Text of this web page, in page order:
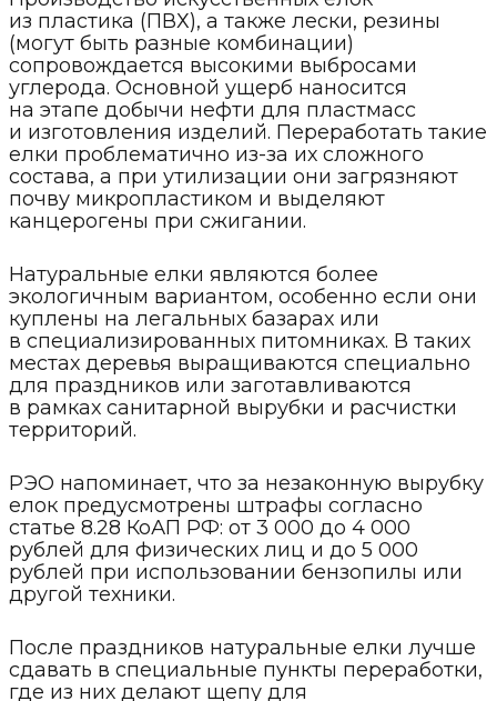
из пластика (ПВХ), а также лески, резины
(могут быть разные комбинации)
сопровождается высокими выбросами
углерода. Основной ущерб наносится
на этапе добычи нефти для пластмасс
и изготовления изделий. Переработать такие
елки проблематично из-за их сложного
состава, а при утилизации они загрязняют
почву микропластиком и выделяют
канцерогены при сжигании.
Натуральные елки являются более
экологичным вариантом, особенно если они
куплены на легальных базарах или
в специализированных питомниках. В таких
местах деревья выращиваются специально
для праздников или заготавливаются
в рамках санитарной вырубки и расчистки
территорий.
РЭО напоминает, что за незаконную вырубку
елок предусмотрены штрафы согласно
статье 8.28 КоАП РФ: от 3 000 до 4 000
рублей для физических лиц и до 5 000
рублей при использовании бензопилы или
другой техники.
После праздников натуральные елки лучше
сдавать в специальные пункты переработки,
где из них делают щепу для